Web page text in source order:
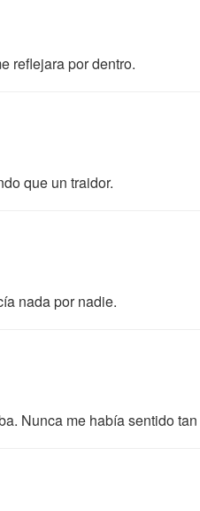
reflejara por dentro.
que un traidor.
nada por nadie.
Nunca me había sentido